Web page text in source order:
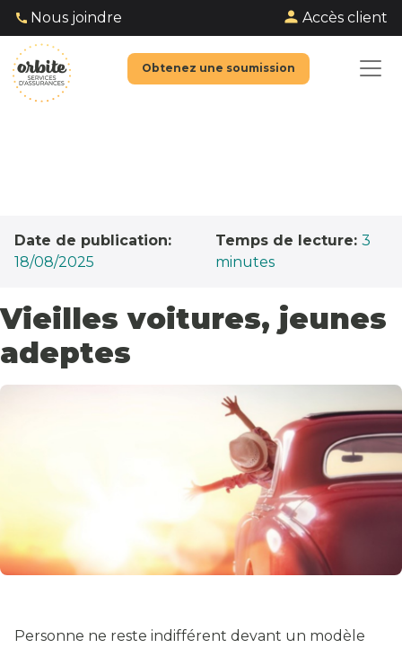
Nous joindre Accès client
Obtenez une soumission
Date de publication:
18/08/2025
Temps de lecture: 3
minutes
Vieilles voitures, jeunes
adeptes
Personne ne reste indifférent devant un modèle